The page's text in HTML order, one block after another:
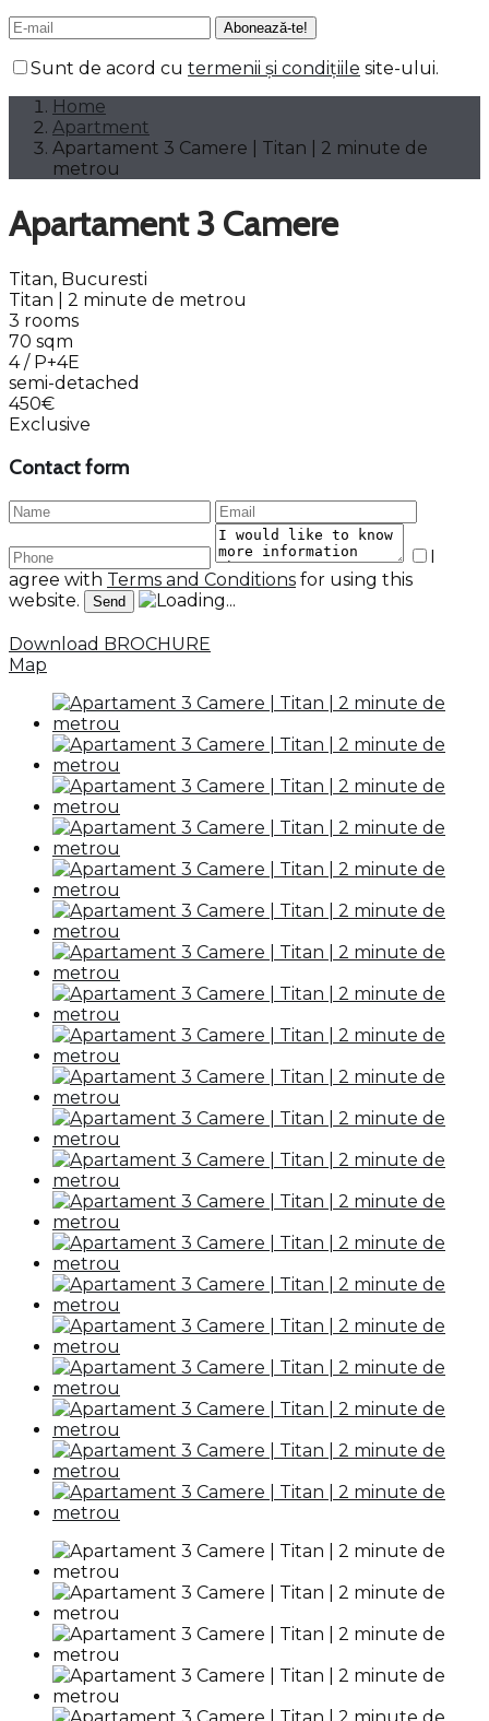
Sunt de acord cu termenii și condițiile site-ului.
Home
Apartment
Apartament 3 Camere | Titan | 2 minute de
metrou
Apartament 3 Camere
Titan, Bucuresti
Titan | 2 minute de metrou
3 rooms
70 sqm
4 / P+4E
semi-detached
450€
Exclusive
Contact form
I
agree with Terms and Conditions for using this
website.
Download BROCHURE
Map